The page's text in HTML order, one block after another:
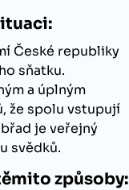
České republiky
sňatku.
a úplným
že spolu vstupují
je veřejný
svědků.
způsoby: